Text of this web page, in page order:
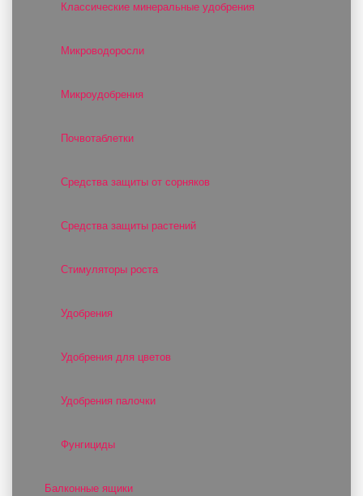
Классические минеральные удобрения
Микроводоросли
Микроудобрения
Почвотаблетки
Средства защиты от сорняков
Средства защиты растений
Стимуляторы роста
Удобрения
Удобрения для цветов
Удобрения палочки
Фунгициды
Балконные ящики